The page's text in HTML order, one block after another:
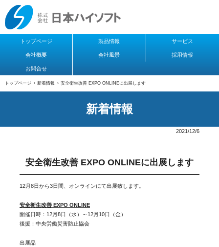
トップページ 製品情報 サービス
会社概要 会社風景 採用情報
お問合せ
トップページ › 新着情報 › 安全衛生改善 EXPO ONLINEに出展します
新着情報
2021/12/6
安全衛生改善 EXPO ONLINEに出展します
12月8日から3日間、オンラインにて出展致します。
安全衛生改善 EXPO ONLINE
開催日時：12月8日（水）～12月10日（金）
後援：中央労働災害防止協会
出展品